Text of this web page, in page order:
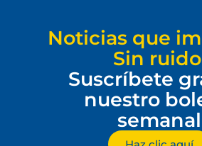
Noticias que
Sin
Suscríbete
nuestro
semanal